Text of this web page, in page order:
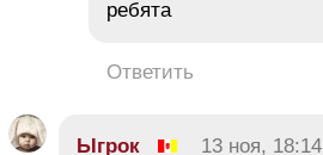
ребята
Ответить
Ыгрок 13 ноя, 18:14